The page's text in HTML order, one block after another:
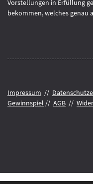
Vorstellungen in Erfüllung
bekommen, welches genau
Impressum //
Gewinnspiel // AGB //